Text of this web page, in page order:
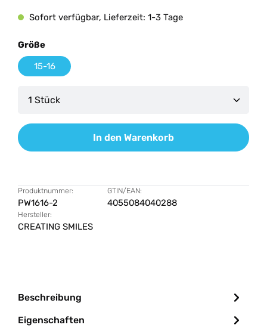
Sofort verfügbar, Lieferzeit: 1-3 Tage
Größeauswählen
15-16
Produkt Anzahl: Gib den gewünschten Wert
In den Warenkorb
Produktnummer:
PW1616-2
GTIN/EAN:
4055084040288
Hersteller:
CREATING SMILES
Beschreibung
Eigenschaften